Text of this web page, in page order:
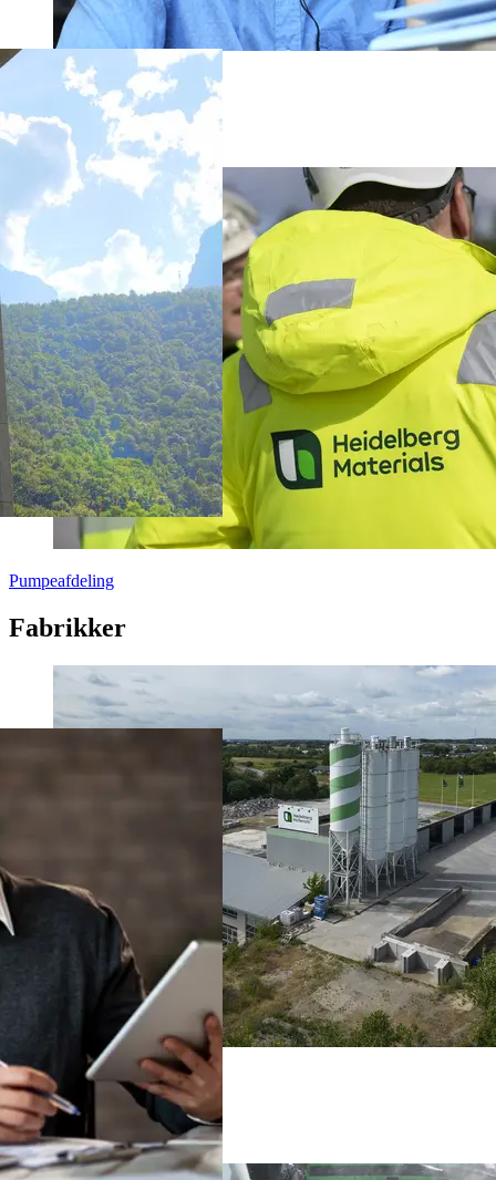
Kontakt os
Pumpeafdeling
Pumpeafdeling
Fabrikker
Vores fabrikker
Logistik